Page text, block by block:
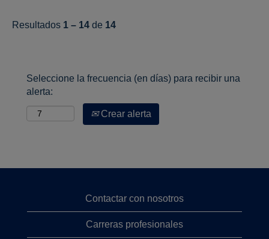
Resultados 1 – 14 de 14
Seleccione la frecuencia (en días) para recibir una
alerta:
Crear alerta
Contactar con nosotros
Carreras profesionales